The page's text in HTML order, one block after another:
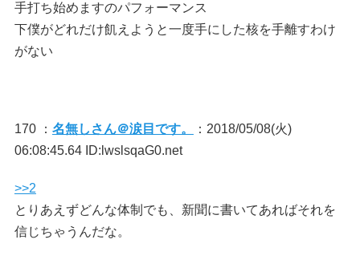
手打ち始めますのパフォーマンス
下僕がどれだけ飢えようと一度手にした核を手離すわけ
がない
170 ： 名無しさん＠涙目です。
：2018/05/08(火)
06:08:45.64 ID:lwslsqaG0.net
>>2
とりあえずどんな体制でも、新聞に書いてあればそれを
信じちゃうんだな。